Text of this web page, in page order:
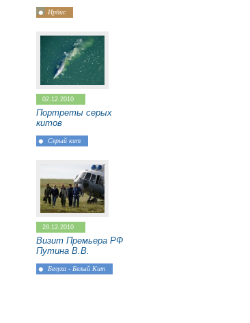
Ирбис
02.12.2010
Портреты серых
китов
Серый кит
28.12.2010
Визит Премьера РФ
Путина В.В.
Белуха - Белый Кит